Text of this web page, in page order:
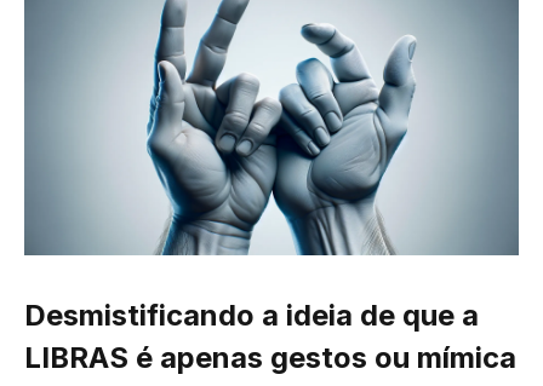
Desmistificando a ideia de que a
LIBRAS é apenas gestos ou mímica